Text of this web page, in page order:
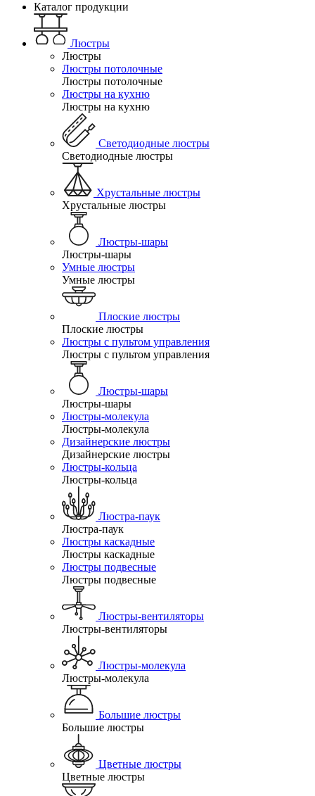
Каталог продукции
Люстры
Люстры
Люстры потолочные
Люстры потолочные
Люстры на кухню
Люстры на кухню
Светодиодные люстры
Светодиодные люстры
Хрустальные люстры
Хрустальные люстры
Люстры-шары
Люстры-шары
Умные люстры
Умные люстры
Плоские люстры
Плоские люстры
Люстры с пультом управления
Люстры с пультом управления
Люстры-шары
Люстры-шары
Люстры-молекула
Люстры-молекула
Дизайнерские люстры
Дизайнерские люстры
Люстры-кольца
Люстры-кольца
Люстра-паук
Люстра-паук
Люстры каскадные
Люстры каскадные
Люстры подвесные
Люстры подвесные
Люстры-вентиляторы
Люстры-вентиляторы
Люстры-молекула
Люстры-молекула
Большие люстры
Большие люстры
Цветные люстры
Цветные люстры